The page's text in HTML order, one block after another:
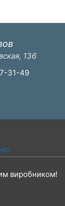
136
31-49
виробником!